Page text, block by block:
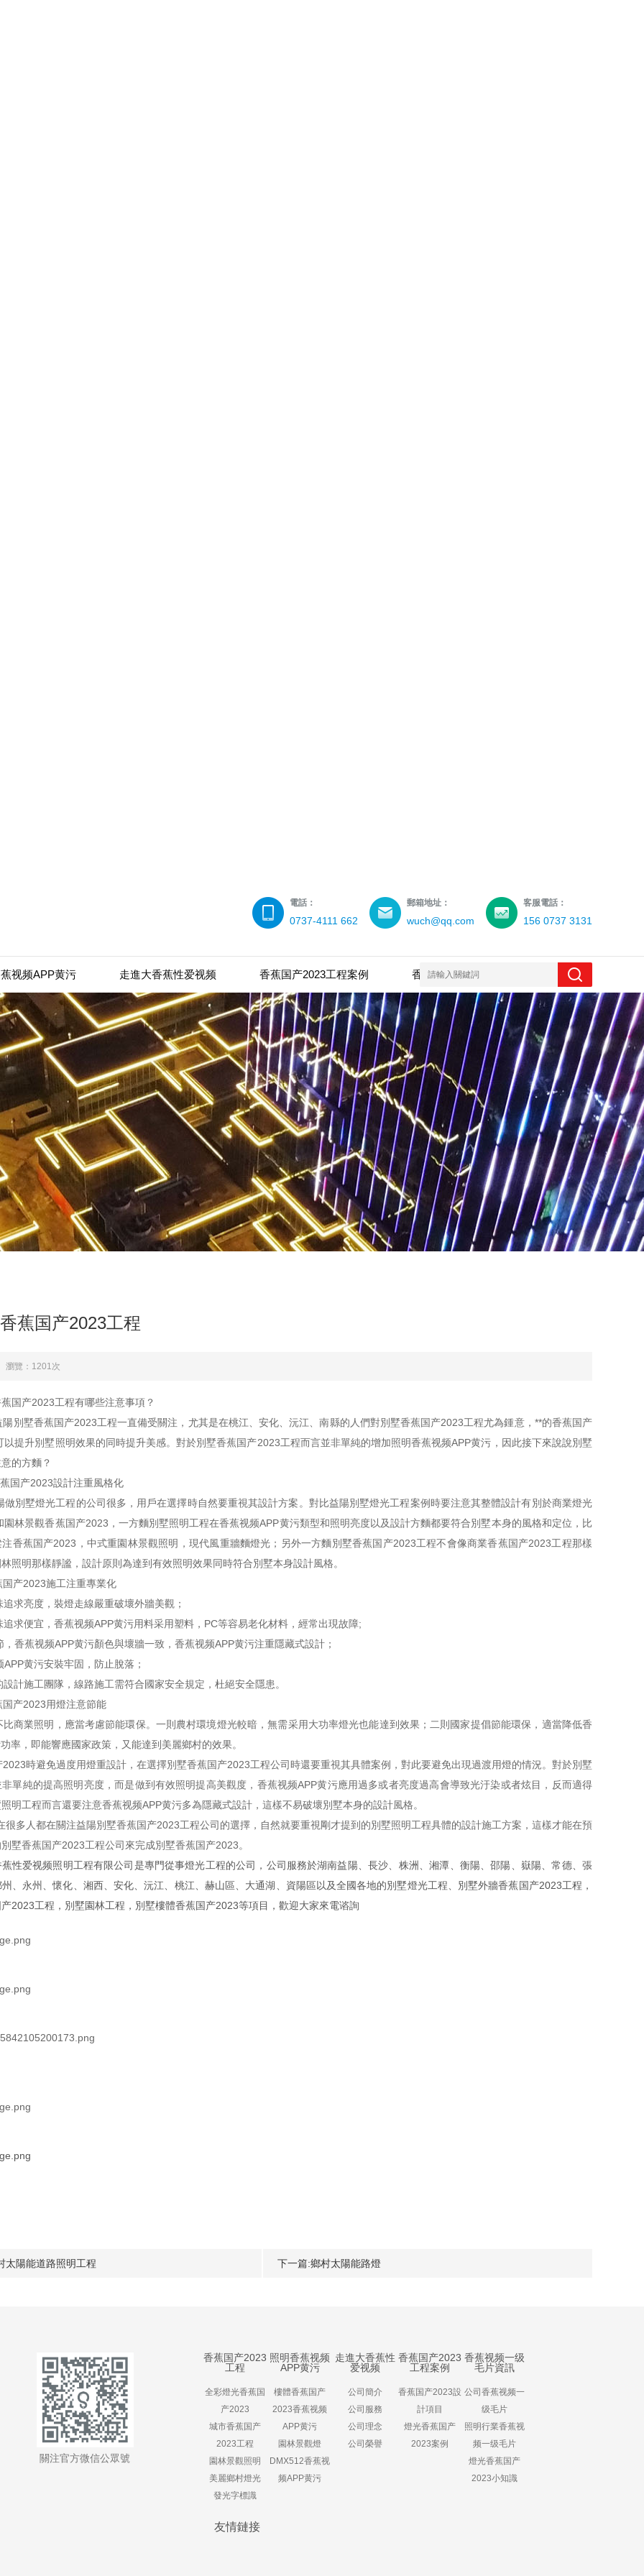
客服電話：
156 0737 3131
郵箱地址：
wuch@qq.com
電話：
0737-4111 662
视频APP黄污 走進大香蕉性爱视频 香蕉国产2023工程案例 香蕉视频一级毛片資訊
蕉国产2023工程
瀏覽：1201次
国产2023工程有哪些注意事項？
墅香蕉国产2023工程一直備受關注，尤其是在桃江、安化、沅江、南縣的人們對別墅香蕉国产2023工程尤為鍾意，**的香蕉国产
提升別墅照明效果的同時提升美感。對於別墅香蕉国产2023工程而言並非單純的增加照明香蕉视频APP黄污，因此接下來說說別墅
方麵？
香蕉国产2023設計注重風格化
燈光工程的公司很多，用戶在選擇時自然要重視其設計方案。對比益陽別墅燈光工程案例時要注意其整體設計有別於商業燈光
林景觀香蕉国产2023，一方麵別墅照明工程在香蕉视频APP黄污類型和照明亮度以及設計方麵都要符合別墅本身的風格和定位，比
香蕉国产2023，中式重園林景觀照明，現代風重牆麵燈光；另外一方麵別墅香蕉国产2023工程不會像商業香蕉国产2023工程那樣
照明那樣靜謐，設計原則為達到有效照明效果同時符合別墅本身設計風格。
产2023施工注重專業化
求亮度，裝燈走線嚴重破壞外牆美觀；
求便宜，香蕉视频APP黄污用料采用塑料，PC等容易老化材料，經常出現故障;
，香蕉视频APP黄污顏色與壞牆一致，香蕉视频APP黄污注重隱藏式設計；
黄污安裝牢固，防止脫落；
計施工團隊，線路施工需符合國家安全規定，杜絕安全隱患。
产2023用燈注意節能
業照明，應當考慮節能環保。一則農村環境燈光較暗，無需采用大功率燈光也能達到效果；二則國家提倡節能環保，適當降低香
，即能響應國家政策，又能達到美麗鄉村的效果。
時避免過度用燈重設計，在選擇別墅香蕉国产2023工程公司時還要重視其具體案例，對此要避免出現過渡用燈的情況。對於別墅
單純的提高照明亮度，而是做到有效照明提高美觀度，香蕉视频APP黄污應用過多或者亮度過高會導致光汙染或者炫目，反而適得
照明工程而言還要注意香蕉视频APP黄污多為隱藏式設計，這樣不易破壞別墅本身的設計風格。
人都在關注益陽別墅香蕉国产2023工程公司的選擇，自然就要重視剛才提到的別墅照明工程具體的設計施工方案，這樣才能在預
墅香蕉国产2023工程公司來完成別墅香蕉国产2023。
爱视频照明工程有限公司是專門從事燈光工程的公司，公司服務於湖南益陽、長沙、株洲、湘潭、衡陽、邵陽、嶽陽、常德、張
郴州、永州、懷化、湘西、安化、沅江、桃江、赫山區、大通湖、資陽區以及全國各地的別墅燈光工程、別墅外牆香蕉国产2023工程，
工程，別墅園林工程，別墅樓體香蕉国产2023等項目，歡迎大家來電谘詢
村太陽能道路照明工程 下一篇:鄉村太陽能路燈
關注官方微信公眾號
香蕉国产2023
工程
全彩燈光香蕉国
产2023
城市香蕉国产
2023工程
園林景觀照明
美麗鄉村燈光
發光字標識
照明香蕉视频
APP黄污
樓體香蕉国产
2023香蕉视频
APP黄污
園林景觀燈
DMX512香蕉视
频APP黄污
走進大香蕉性
爱视频
公司簡介
公司服務
公司理念
公司榮譽
香蕉国产2023
工程案例
香蕉国产2023設
計項目
燈光香蕉国产
2023案例
香蕉视频一级
毛片資訊
公司香蕉视频一
级毛片
照明行業香蕉视
频一级毛片
燈光香蕉国产
2023小知識
友情鏈接